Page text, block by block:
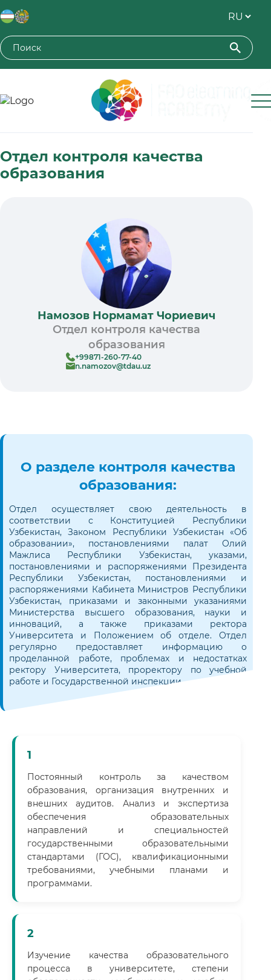
Toshkent davlat agrar universiteti
Отдел контроля качества
образования
Намозов Нормамат Чориевич
Отдел контроля качества
образования
+99871-260-77-40
n.namozov@tdau.uz
О разделе контроля качества
образования:
Отдел осуществляет свою деятельность в
соответствии с Конституцией Республики
Узбекистан, Законом Республики Узбекистан «Об
образовании», постановлениями палат Олий
Мажлиса Республики Узбекистан, указами,
постановлениями и распоряжениями Президента
Республики Узбекистан, постановлениями и
распоряжениями Кабинета Министров Республики
Узбекистан, приказами и законными указаниями
Министерства высшего образования, науки и
инноваций, а также приказами ректора
Университета и Положением об отделе. Отдел
регулярно предоставляет информацию о
проделанной работе, проблемах и недостатках
ректору Университета, проректору по учебной
работе и Государственной инспекции.
1
Постоянный контроль за качеством
образования, организация внутренних и
внешних аудитов. Анализ и экспертиза
обеспечения образовательных
направлений и специальностей
государственными образовательными
стандартами (ГОС), квалификационными
требованиями, учебными планами и
программами.
2
Изучение качества образовательного
процесса в университете, степени